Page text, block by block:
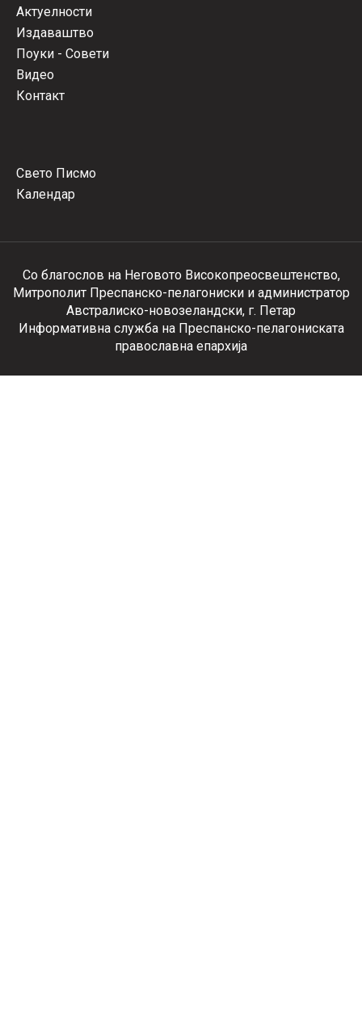
Актуелности
Издаваштво
Поуки - Совети
Видео
Контакт
Свето Писмо
Календар
Со благослов на Неговото Високопреосвештенство,
Митрополит Преспанско-пелагониски и администратор
Австралиско-новозеландски, г. Петар
Информативна служба на Преспанско-пелагониската
православна епархија